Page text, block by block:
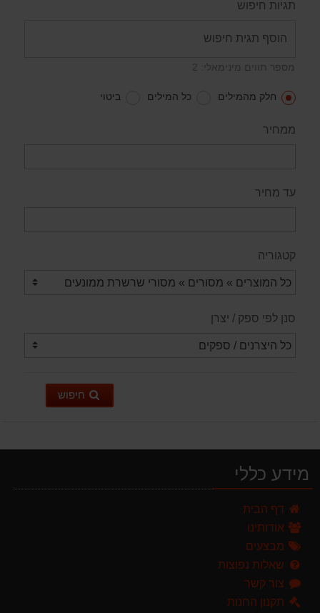
תגיות חיפוש
מספר תווים מינימאלי: 2
חלק מהמילים כל המילים ביטוי
ממחיר
עד מחיר
קטגוריה
סנן לפי ספק / יצרן
חיפוש
מידע כללי
דף הבית
אודותינו
מבצעים
שאלות נפוצות
צור קשר
תקנון החנות
179.00 ₪
999.00 ₪